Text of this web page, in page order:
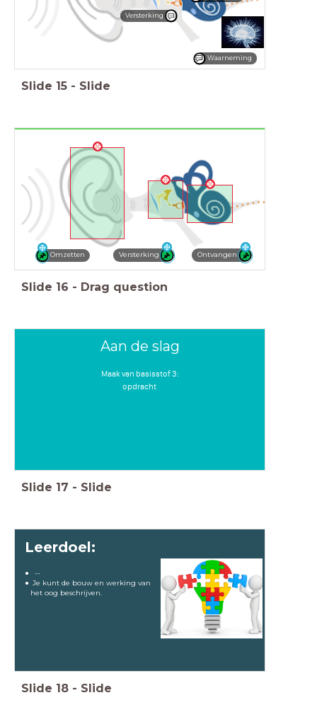
Versterking
Waarneming
Slide 15 - Slide
Omzetten Versterking Ontvangen
Slide 16 - Drag question
Aan de slag
Maak van basisstof 3:
opdracht
Slide 17 - Slide
Leerdoel:
--
Je kunt de bouw en werking van
het oog beschrijven.
Slide 18 - Slide